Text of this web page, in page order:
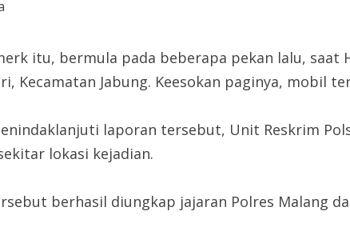
itu, bermula pada beberapa pekan lalu, saat
Kecamatan Jabung. Keesokan paginya, mobil
laporan tersebut, Unit Reskrim
lokasi kejadian.
berhasil diungkap jajaran Polres Malang